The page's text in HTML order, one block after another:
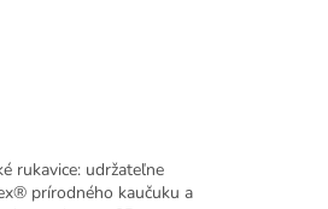
rukavice: udržateľne
prírodného kaučuku a